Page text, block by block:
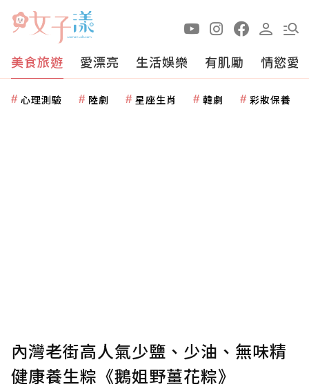
美食旅遊 愛漂亮 生活娛樂 有肌勵 情慾愛
心理測驗 陸劇 星座生肖 韓劇 彩妝保養
內灣老街高人氣少鹽、少油、無味精
健康養生粽《鵝姐野薑花粽》